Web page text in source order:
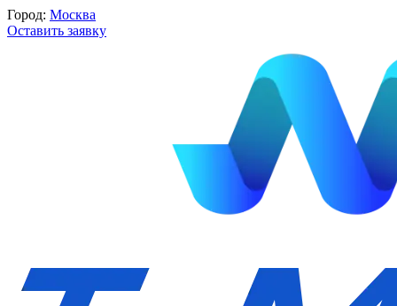
Город: Москва
Оставить заявку